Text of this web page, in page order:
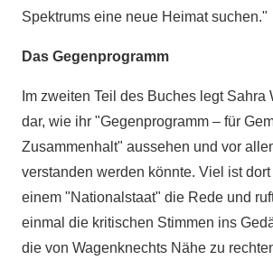
Spektrums eine neue Heimat suchen."
Das Gegenprogramm
Im zweiten Teil des Buches legt Sahra
dar, wie ihr "Gegenprogramm – für
Zusammenhalt" aussehen und vor
verstanden werden könnte. Viel ist
einem "Nationalstaat" die Rede und
einmal die kritischen Stimmen ins
die von Wagenknechts Nähe zu